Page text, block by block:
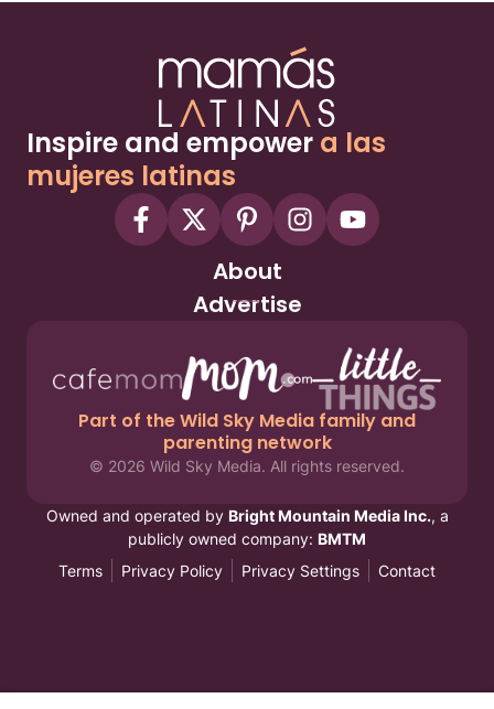
Inspire and empower a las
mujeres latinas
About
Advertise
Part of the Wild Sky Media family and
parenting network
© 2026 Wild Sky Media. All rights reserved.
Owned and operated by Bright Mountain Media Inc., a
publicly owned company: BMTM
Terms
Privacy Policy Privacy Settings Contact